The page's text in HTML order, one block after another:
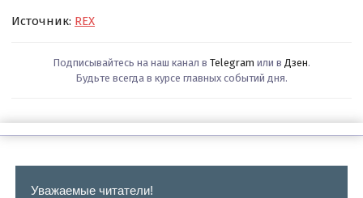
Источник: REX
Подписывайтесь на наш канал в Telegram или в Дзен.
Будьте всегда в курсе главных событий дня.
Уважаемые читатели!